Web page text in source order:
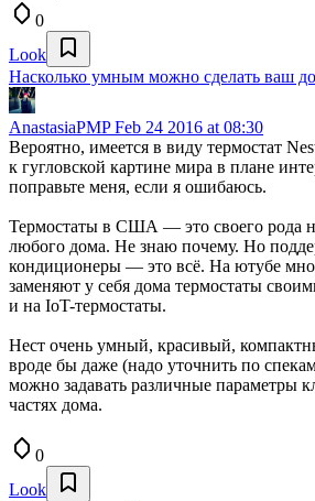
0
Look
Насколько умным можно сделать ваш
AnastasiaPMPFeb 24 2016 at 08:30
Вероятно, имеется в виду термостат
к гугловской картине мира в плане
поправьте меня, если я ошибаюсь.
Термостаты в США — это своего рода
любого дома. Не знаю почему. Но
кондиционеры — это всё. На ютубе
заменяют у себя дома термостаты
и на IoT-термостаты.
Нест очень умный, красивый,
вроде бы даже (надо уточнить по
можно задавать различные параметры
частях дома.
0
Look